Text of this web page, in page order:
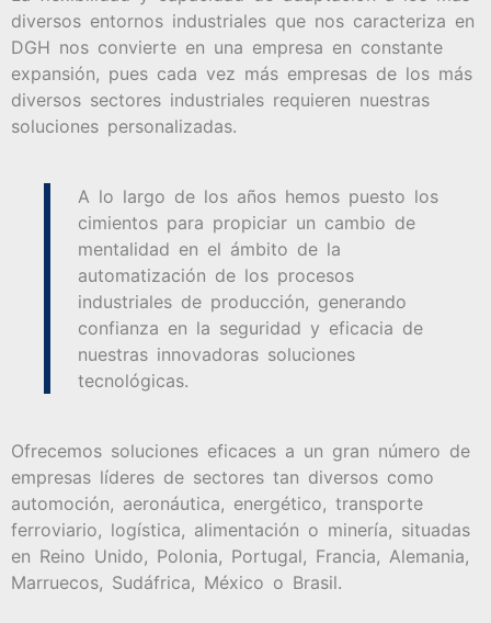
diversos entornos industriales que nos caracteriza en
DGH nos convierte en una empresa en constante
expansión, pues cada vez más empresas de los más
diversos sectores industriales requieren nuestras
soluciones personalizadas.
A lo largo de los años hemos puesto los
cimientos para propiciar un cambio de
mentalidad en el ámbito de la
automatización de los procesos
industriales de producción, generando
confianza en la seguridad y eficacia de
nuestras innovadoras soluciones
tecnológicas.
Ofrecemos soluciones eficaces a un gran número de
empresas líderes de sectores tan diversos como
automoción, aeronáutica, energético, transporte
ferroviario, logística, alimentación o minería, situadas
en Reino Unido, Polonia, Portugal, Francia, Alemania,
Marruecos, Sudáfrica, México o Brasil.